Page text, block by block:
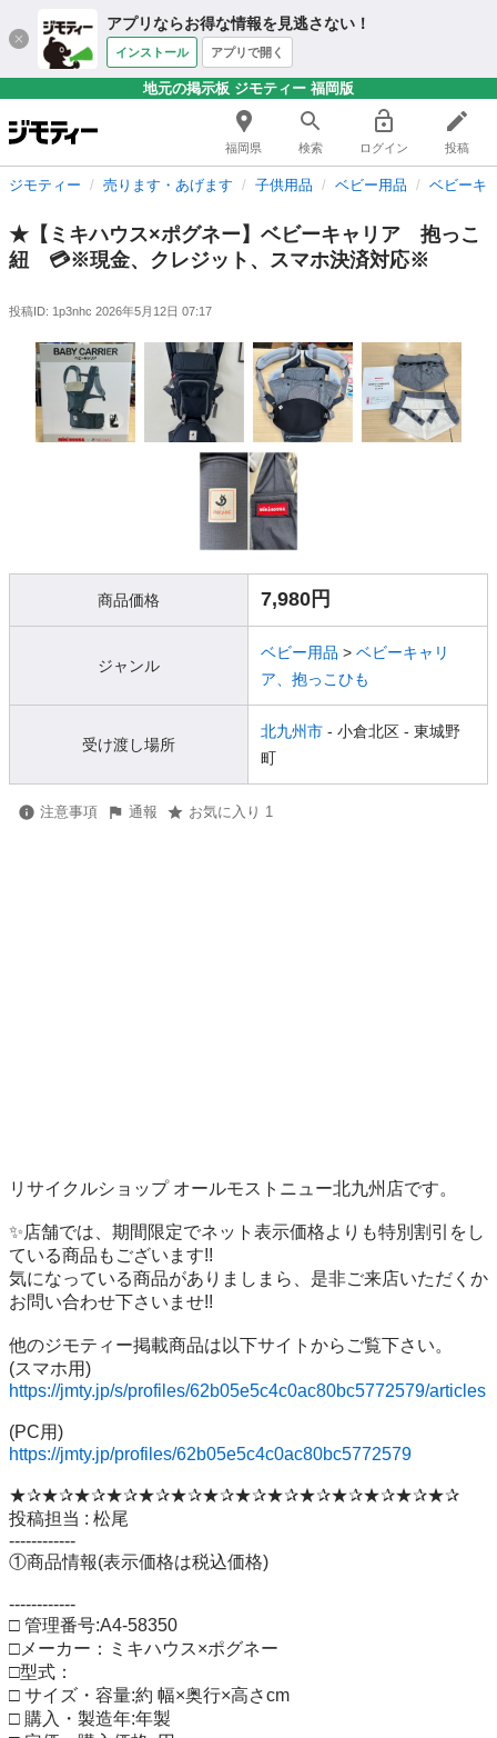
アプリならお得な情報を見逃さない！
インストール アプリで開く
地元の掲示板 ジモティー 福岡版
福岡県 検索 ログイン 投稿
ジモティー 売ります・あげます 子供用品 ベビー用品 ベビーキ
★【ミキハウス×ポグネー】ベビーキャリア 抱っこ
紐 💳※現金、クレジット、スマホ決済対応※
投稿ID: 1p3nhc 2026年5月12日 07:17
商品価格 7,980円
ジャンル
ベビー用品 > ベビーキャリ
ア、抱っこひも
受け渡し場所
北九州市 - 小倉北区 - 東城野
町
注意事項 通報 お気に入り 1
リサイクルショップ オールモストニュー北九州店です。
✨️店舗では、期間限定でネット表示価格よりも特別割引をし
ている商品もございます!!
気になっている商品がありましまら、是非ご来店いただくか
お問い合わせ下さいませ!!
他のジモティー掲載商品は以下サイトからご覧下さい。
https://jmty.jp/s/profiles/62b05e5c4c0ac80bc5772579/articles
https://jmty.jp/profiles/62b05e5c4c0ac80bc5772579
★✰★✰★✰★✰★✰★✰★✰★✰★✰★✰★✰★✰★✰★✰
投稿担当 : 松尾
------------
①商品情報(表示価格は税込価格)
------------
□ 管理番号:A4-58350
□メーカー：ミキハウス×ポグネー
□型式：
□ サイズ・容量:約 幅×奥行×高さcm
□ 購入・製造年:年製